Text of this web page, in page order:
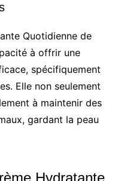
Quotidienne de
à offrir une
spécifiquement
Elle non seulement
à maintenir des
gardant la peau
Hydratante